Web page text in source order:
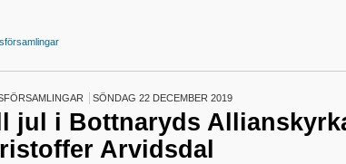
SÖNDAG 22 DECEMBER 2019
jul i Bottnaryds
Arvidsdal